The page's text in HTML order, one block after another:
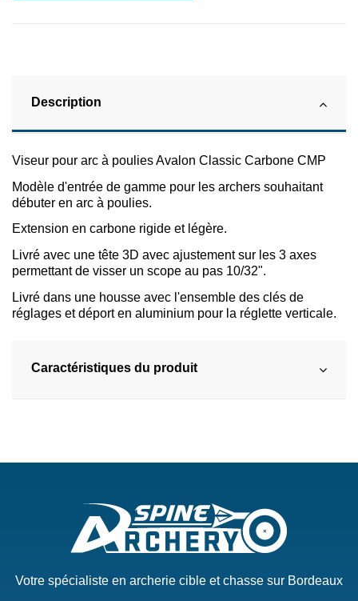
Description
Viseur pour arc à poulies Avalon Classic Carbone CMP
Modèle d'entrée de gamme pour les archers souhaitant
débuter en arc à poulies.
Extension en carbone rigide et légère.
Livré avec une tête 3D avec ajustement sur les 3 axes
permettant de visser un scope au pas 10/32".
Livré dans une housse avec l'ensemble des clés de
réglages et déport en aluminium pour la réglette verticale.
Caractéristiques du produit
Votre spécialiste en archerie cible et chasse sur Bordeaux